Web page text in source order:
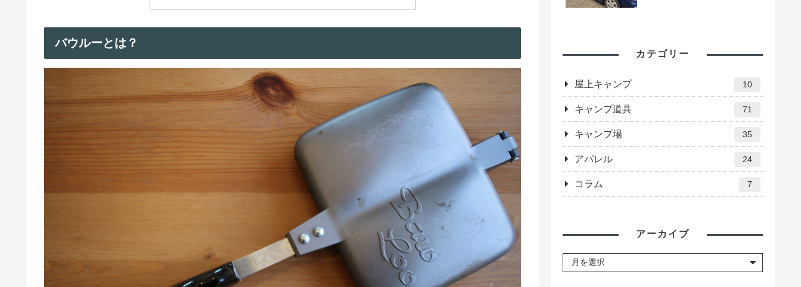
バウルーとは？
カテゴリー
屋上キャンプ 10
キャンプ道具 71
キャンプ場 35
アパレル 24
コラム 7
アーカイブ